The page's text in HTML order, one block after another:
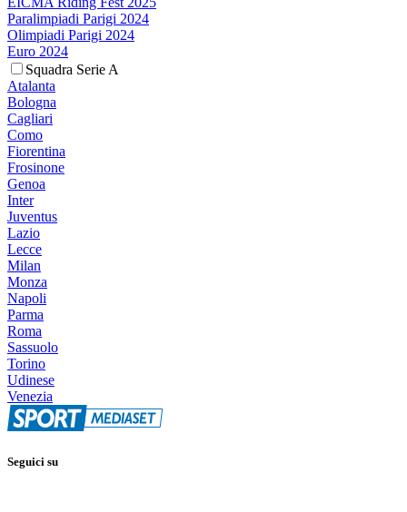
Paralimpiadi Parigi 2024
Olimpiadi Parigi 2024
Euro 2024
Squadra Serie A
Atalanta
Bologna
Cagliari
Como
Fiorentina
Frosinone
Genoa
Inter
Juventus
Lazio
Lecce
Milan
Monza
Napoli
Parma
Roma
Sassuolo
Torino
Udinese
Venezia
Seguici su